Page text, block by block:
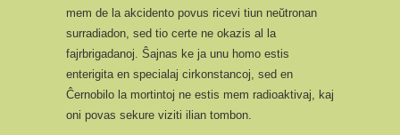
mem de la akcidento povus ricevi tiun neŭtronan
surradiadon, sed tio certe ne okazis al la
fajrbrigadanoj. Ŝajnas ke ja unu homo estis
enterigita en specialaj cirkonstancoj, sed en
Ĉernobilo la mortintoj ne estis mem radioaktivaj, kaj
oni povas sekure viziti ilian tombon.